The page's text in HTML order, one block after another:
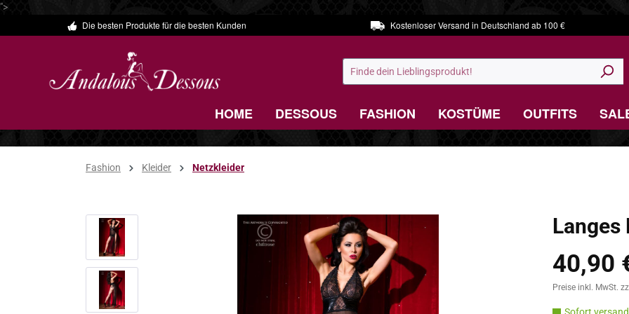
">
Hauptinhalt springen
Zur Suche springen
Zur Hauptnavigation springen
Die besten Produkte für die besten Kunden Kostenloser Versand in Deutschland ab 100 €
HOME DESSOUS FASHION KOSTÜME OUTFITS
Fashion Kleider Netzkleider
Bildergalerie überspringen Langes
Regulärer Preis:
40,90
Preise inkl. MwSt.